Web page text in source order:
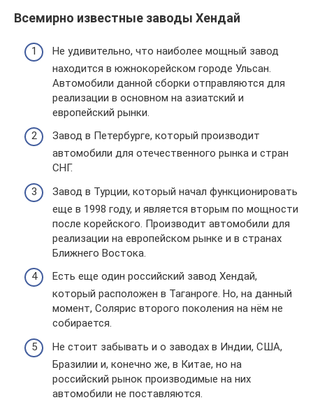
Всемирно известные заводы Хендай
Не удивительно, что наиболее мощный завод
находится в южнокорейском городе Ульсан.
Автомобили данной сборки отправляются для
реализации в основном на азиатский и
европейский рынки.
Завод в Петербурге, который производит
автомобили для отечественного рынка и стран
СНГ.
Завод в Турции, который начал функционировать
еще в 1998 году, и является вторым по мощности
после корейского. Производит автомобили для
реализации на европейском рынке и в странах
Ближнего Востока.
Есть еще один российский завод Хендай,
который расположен в Таганроге. Но, на данный
момент, Солярис второго поколения на нём не
собирается.
Не стоит забывать и о заводах в Индии, США,
Бразилии и, конечно же, в Китае, но на
российский рынок производимые на них
автомобили не поставляются.